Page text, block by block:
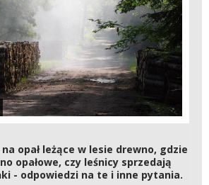
opał leżące w lesie drewno, gdzie
opałowe, czy leśnicy sprzedają
- odpowiedzi na te i inne pytania.